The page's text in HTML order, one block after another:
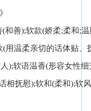
和善);软款(娇柔;柔和;温
用温柔亲切的话体贴、
);软语温香(形容女性细
相抚慰);软和(柔和);软风